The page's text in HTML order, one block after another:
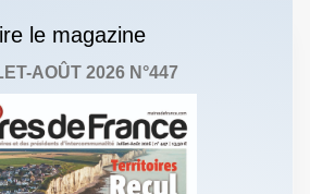
le magazine
AOÛT 2026 N°447